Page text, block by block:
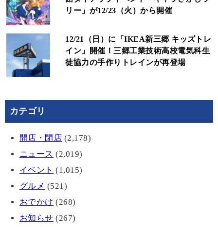
リー」が12/23（火）から開催
12/21（日）に「IKEA新三郷 キッズトレ
イン」開催！三郷工業技術高校電気科生
徒協力の手作りトレインが再登場
カテゴリ
開店・閉店 (2,178)
ニュース (2,019)
イベント (1,015)
グルメ (521)
おでかけ (268)
お知らせ (267)